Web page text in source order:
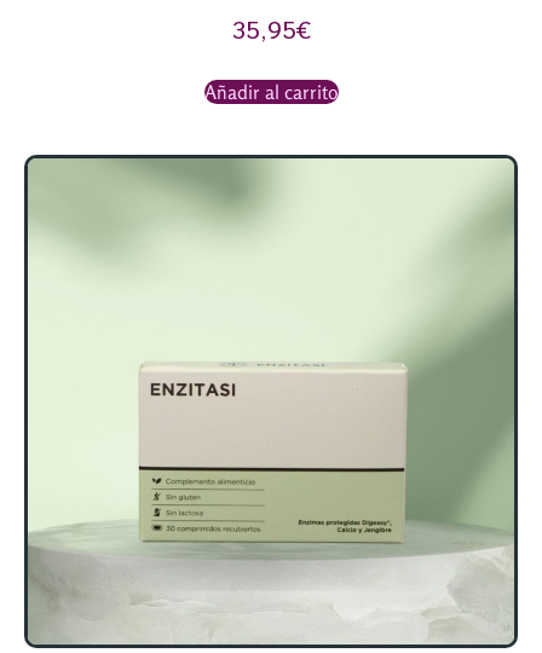
35,95€
Añadir al carrito